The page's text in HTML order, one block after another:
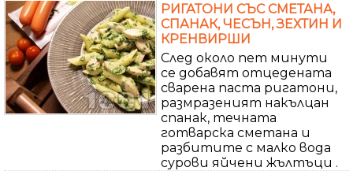
РИГАТОНИ СЪС СМЕТАНА,
СПАНАК, ЧЕСЪН, ЗЕХТИН И
КРЕНВИРШИ
След около пет минути
се добавят отцедената
сварена паста ригатони,
размразеният накълцан
спанак, течната
готварска сметана и
разбитите с малко вода
сурови яйчени жълтъци .